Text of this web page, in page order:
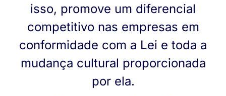
isso, promove um diferencial
competitivo nas empresas em
conformidade com a Lei e toda a
mudança cultural proporcionada
por ela.